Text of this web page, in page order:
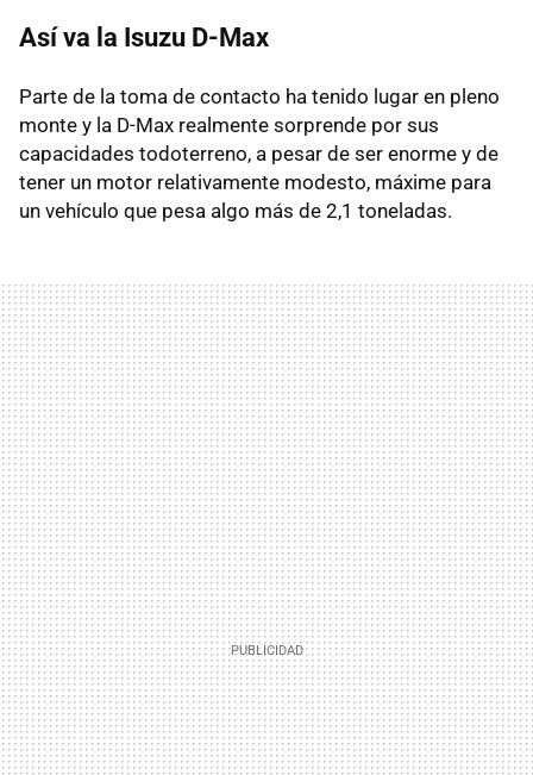
Así va la Isuzu D-Max
Parte de la toma de contacto ha tenido lugar en pleno
monte y la D-Max realmente sorprende por sus
capacidades todoterreno, a pesar de ser enorme y de
tener un motor relativamente modesto, máxime para
un vehículo que pesa algo más de 2,1 toneladas.